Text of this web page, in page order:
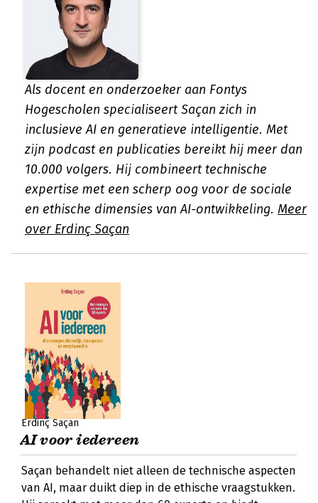
Als docent en onderzoeker aan Fontys
Hogescholen specialiseert Saçan zich in
inclusieve AI en generatieve intelligentie. Met
zijn podcast en publicaties bereikt hij meer dan
10.000 volgers. Hij combineert technische
expertise met een scherp oog voor de sociale
en ethische dimensies van AI-ontwikkeling. Meer
over Erdinç Saçan
Erdinç Saçan
AI voor iedereen
Saçan behandelt niet alleen de technische aspecten
van AI, maar duikt diep in de ethische vraagstukken.